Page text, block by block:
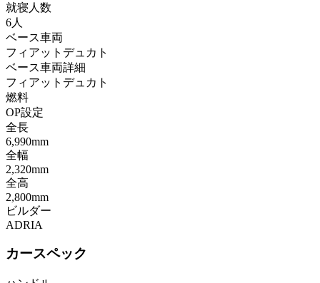
就寝人数
6人
ベース車両
フィアットデュカト
ベース車両詳細
フィアットデュカト
燃料
OP設定
全長
6,990mm
全幅
2,320mm
全高
2,800mm
ビルダー
ADRIA
カースペック